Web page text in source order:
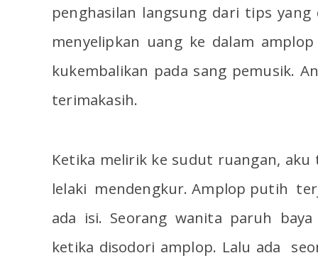
penghasilan langsung dari tips
menyelipkan uang ke dalam
kukembalikan pada sang pemusik.
terimakasih.
Ketika melirik ke sudut ruangan,
lelaki mendengkur. Amplop putih
ada isi. Seorang wanita paruh
ketika disodori amplop. Lalu ada